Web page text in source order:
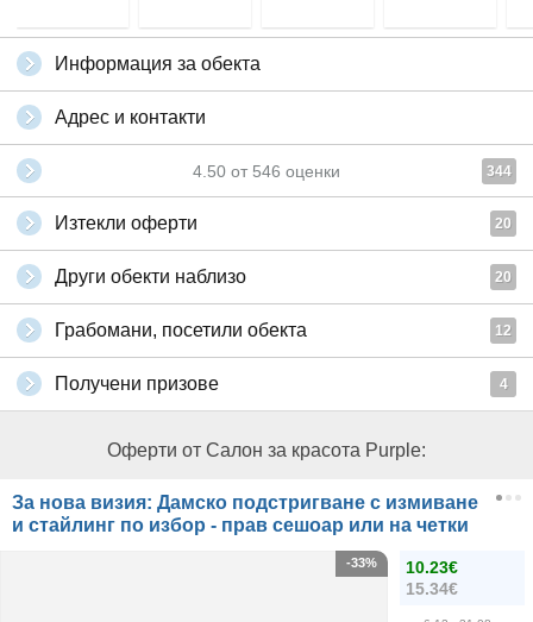
Информация за обекта
Адрес и контакти
4.50 от 546 оценки 344
Изтекли оферти 20
Други обекти наблизо 20
Грабомани, посетили обекта 12
Получени призове 4
Оферти от Салон за красота Purple:
За нова визия: Дамско подстригване с измиване
и стайлинг по избор - прав сешоар или на четки
10.23€
15.34€
-33%